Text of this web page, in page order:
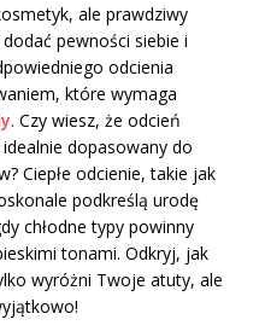
ale prawdziwy
pewności siebie i
odcienia
które wymaga
. Czy wiesz, że odcień
dopasowany do
Ciepłe odcienie, takie jak
podkreślą urodę
chłodne typy powinny
tonami. Odkryj, jak
wyróżni Twoje atuty, ale